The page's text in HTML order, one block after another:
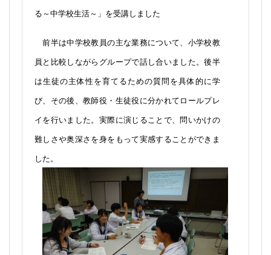
る～中学校生活～」を受講しました
前半は中学校教員の主な業務について、小学校教
員と比較しながらグループで話し合いました。後半
は生徒の主体性を育てるための質問を具体的に学
び、その後、教師役・生徒役に分かれてロールプレ
イを行いました。実際に演じることで、問いかけの
難しさや奥深さを身をもって実感することができま
した。